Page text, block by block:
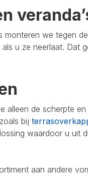
we tegen
u ze neerlaat. Dat
alleen de scherpte
bij
waardoor u uit
aan andere